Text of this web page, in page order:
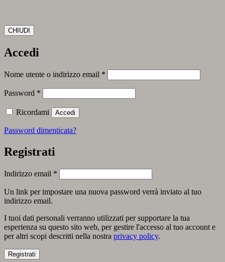
CHIUDI
Accedi
Nome utente o indirizzo email *
Password *
Ricordami Accedi
Password dimenticata?
Registrati
Indirizzo email *
Un link per impostare una nuova password verrà inviato al tuo
indirizzo email.
I tuoi dati personali verranno utilizzati per supportare la tua
esperienza su questo sito web, per gestire l'accesso al tuo account e
per altri scopi descritti nella nostra privacy policy.
Registrati